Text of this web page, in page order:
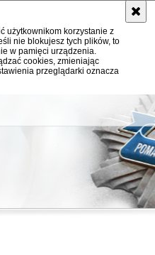
użytkownikom korzystanie z
nie blokujesz tych plików, to
w pamięci urządzenia.
cookies, zmieniając
przeglądarki oznacza